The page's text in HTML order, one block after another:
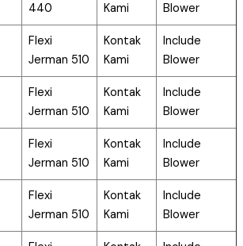
440
Kami
Blower
Flexi
Jerman 510
Kontak
Kami
Include
Blower
Flexi
Jerman 510
Kontak
Kami
Include
Blower
Flexi
Jerman 510
Kontak
Kami
Include
Blower
Flexi
Jerman 510
Kontak
Kami
Include
Blower